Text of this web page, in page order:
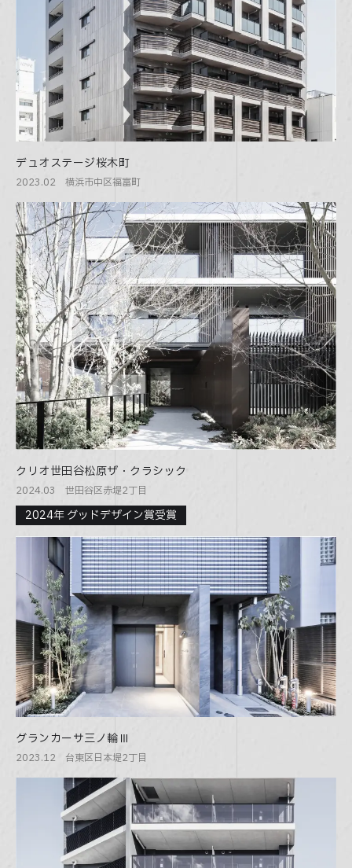
デュオステージ桜木町
2023.02 横浜市中区福富町
クリオ世田谷松原ザ・クラシック
2024.03 世田谷区赤堤2丁目
2024年 グッドデザイン賞受賞
グランカーサ三ノ輪Ⅲ
2023.12 台東区日本堤2丁目